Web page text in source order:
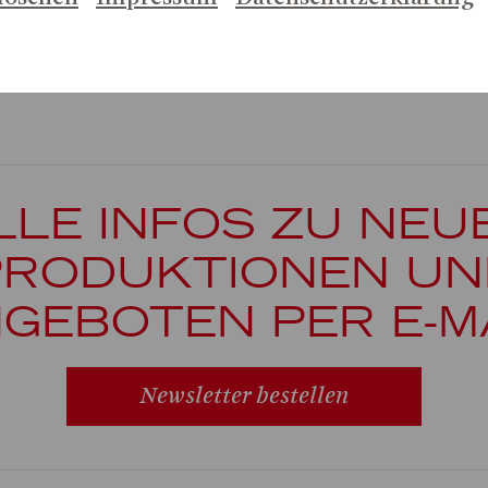
INFOS ZU
PER E-
Newsletter bestellen